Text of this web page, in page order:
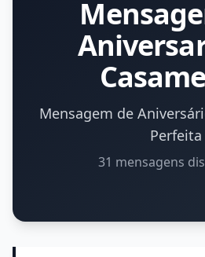
Mensagem de
Perfeita
31 mensagens